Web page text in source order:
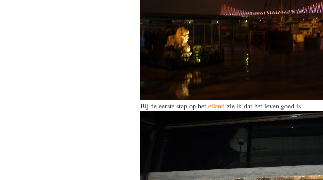
Bij de eerste stap op het eiland zie ik dat het leven goed is.